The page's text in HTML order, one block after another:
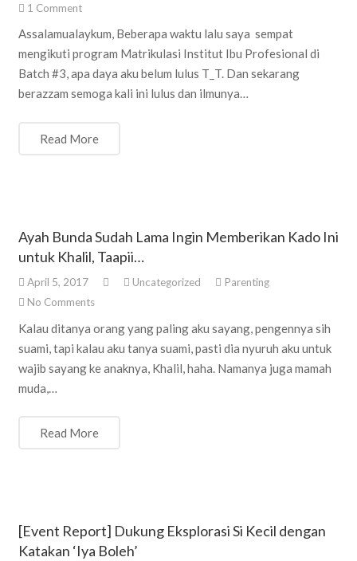
1 Comment
Assalamualaykum, Beberapa waktu lalu saya sempat
mengikuti program Matrikulasi Institut Ibu Profesional di
Batch #3, apa daya aku belum lulus T_T. Dan sekarang
berazzam semoga kali ini lulus dan ilmunya…
Read More
Ayah Bunda Sudah Lama Ingin Memberikan Kado Ini
untuk Khalil, Taapii…
April 5, 2017 Uncategorized
Parenting
No Comments
Kalau ditanya orang yang paling aku sayang, pengennya sih
suami, tapi kalau aku tanya suami, pasti dia nyuruh aku untuk
wajib sayang ke anaknya, Khalil, haha. Namanya juga mamah
muda,…
Read More
[Event Report] Dukung Eksplorasi Si Kecil dengan
Katakan ‘Iya Boleh’